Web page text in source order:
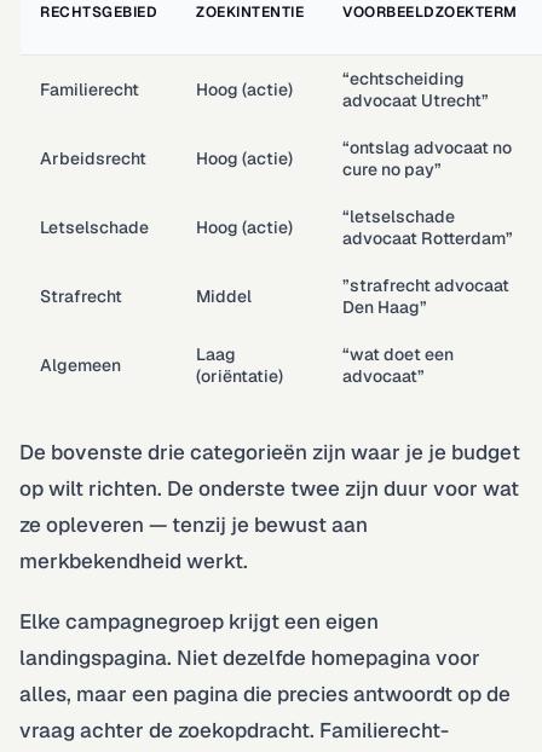
RECHTSGEBIED ZOEKINTENTIE VOORBEELDZOEKTERM
Familierecht Hoog (actie)
“echtscheiding
advocaat Utrecht”
Arbeidsrecht Hoog (actie)
“ontslag advocaat no
cure no pay”
Letselschade Hoog (actie)
“letselschade
advocaat Rotterdam”
Strafrecht Middel
”strafrecht advocaat
Den Haag”
Algemeen
Laag
(oriëntatie)
“wat doet een
advocaat”
De bovenste drie categorieën zijn waar je je budget
op wilt richten. De onderste twee zijn duur voor wat
ze opleveren — tenzij je bewust aan
merkbekendheid werkt.
Elke campagnegroep krijgt een eigen
landingspagina. Niet dezelfde homepagina voor
alles, maar een pagina die precies antwoordt op de
vraag achter de zoekopdracht. Familierecht-